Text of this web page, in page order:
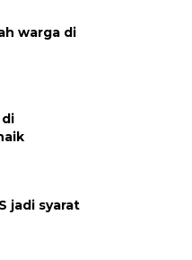
warga di
jadi syarat